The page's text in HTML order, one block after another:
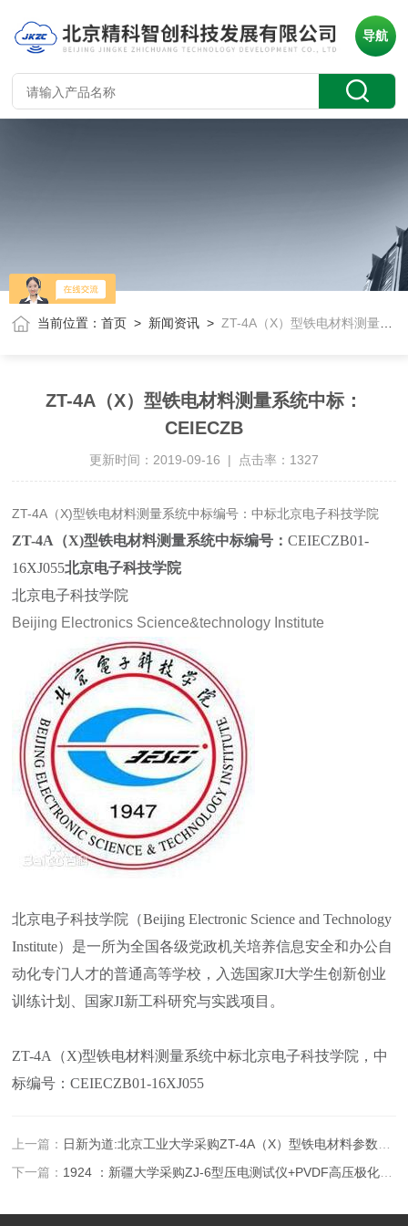
导航
当前位置：首页 > 新闻资讯 > ZT-4A（X）型铁电材料测量系统中标：CEIECZB
ZT-4A（X）型铁电材料测量系统中标：
CEIECZB
更新时间：2019-09-16 | 点击率：1327
ZT-4A（X)型铁电材料测量系统中标编号：中标北京电子科技学院
ZT-4A（X)型铁电材料测量系统中标编号：CEIECZB01-
16XJ055北京电子科技学院
北京电子科技学院
Beijing Electronics Science&technology Institute
北京电子科技学院（Beijing Electronic Science and Technology
Institute）是一所为全国各级党政机关培养信息安全和办公自
动化专门人才的普通高等学校，入选国家JI大学生创新创业
训练计划、国家JI新工科研究与实践项目。
ZT-4A（X)型铁电材料测量系统中标北京电子科技学院，中
标编号：CEIECZB01-16XJ055
上一篇： 日新为道:北京工业大学采购ZT-4A（X）型铁电材料参数测试仪
下一篇： 1924 ：新疆大学采购ZJ-6型压电测试仪+PVDF高压极化装置